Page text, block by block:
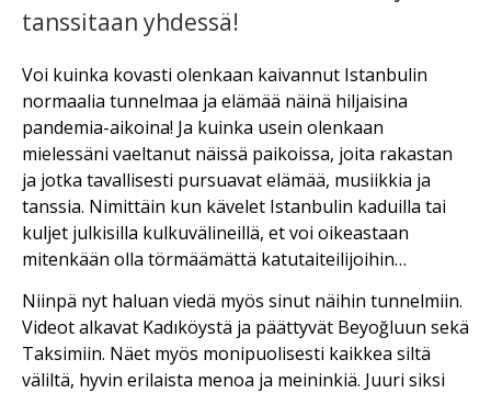
tanssitaan yhdessä!
Voi kuinka kovasti olenkaan kaivannut Istanbulin
normaalia tunnelmaa ja elämää näinä hiljaisina
pandemia-aikoina! Ja kuinka usein olenkaan
mielessäni vaeltanut näissä paikoissa, joita rakastan
ja jotka tavallisesti pursuavat elämää, musiikkia ja
tanssia. Nimittäin kun kävelet Istanbulin kaduilla tai
kuljet julkisilla kulkuvälineillä, et voi oikeastaan
mitenkään olla törmäämättä katutaiteilijoihin…
Niinpä nyt haluan viedä myös sinut näihin tunnelmiin.
Videot alkavat Kadıköystä ja päättyvät Beyoğluun sekä
Taksimiin. Näet myös monipuolisesti kaikkea siltä
väliltä, hyvin erilaista menoa ja meininkiä. Juuri siksi